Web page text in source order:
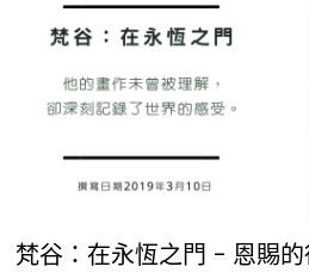
梵谷：在永恆之門 – 恩賜